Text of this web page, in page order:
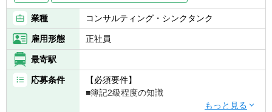
業種 コンサルティング・シンクタンク
雇用形態 正社員
最寄駅
応募条件
【必須要件】
■簿記2級程度の知識